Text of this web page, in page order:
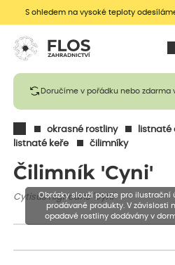
S ohledem na vysoké teploty
Doručíme v pořádku nebo zdarma
okrasné rostliny
listnaté
listnaté keře
čilimníky
Čilimník 'Cyni'
Cytisus nigricans 'Cyni'
Obrázky slouží pouze pro
prodávané produkty. V závislosti
opadavé rostliny dodávány v
Rostliny mohou být také sestřiženy